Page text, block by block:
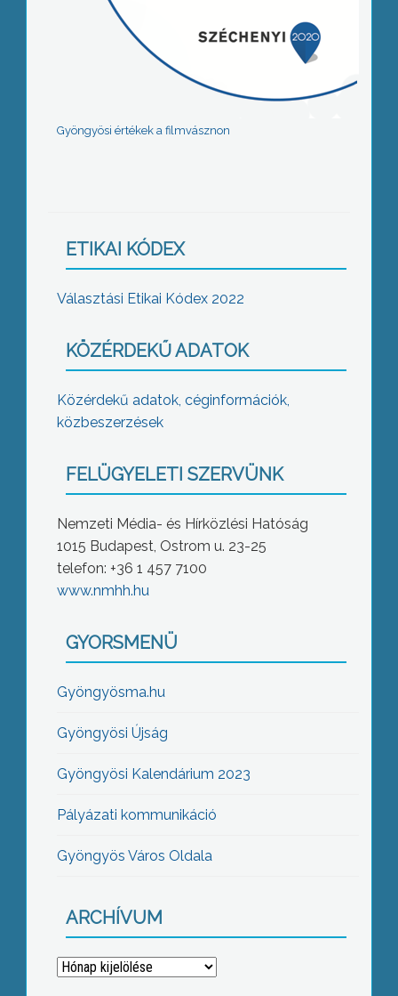
Gyöngyösi értékek a filmvásznon
ETIKAI KÓDEX
Választási Etikai Kódex 2022
KÖZÉRDEKŰ ADATOK
Közérdekű adatok, céginformációk,
közbeszerzések
FELÜGYELETI SZERVÜNK
Nemzeti Média- és Hírközlési Hatóság
1015 Budapest, Ostrom u. 23-25
telefon: +36 1 457 7100
www.nmhh.hu
GYORSMENÜ
Gyöngyösma.hu
Gyöngyösi Újság
Gyöngyösi Kalendárium 2023
Pályázati kommunikáció
Gyöngyös Város Oldala
ARCHÍVUM
Archívum